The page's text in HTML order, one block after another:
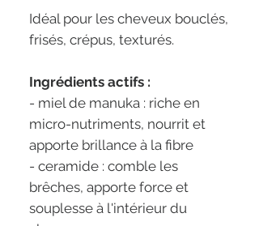
Idéal pour les cheveux bouclés,
frisés, crépus, texturés.
Ingrédients actifs :
- miel de manuka : riche en
micro-nutriments, nourrit et
apporte brillance à la fibre
- ceramide : comble les
brêches, apporte force et
souplesse à l'intérieur du